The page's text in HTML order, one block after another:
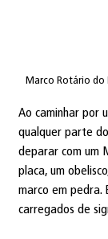
Marco Rotário do
Ao caminhar por
qualquer parte
deparar com um
placa, um
marco em pedra.
carregados de